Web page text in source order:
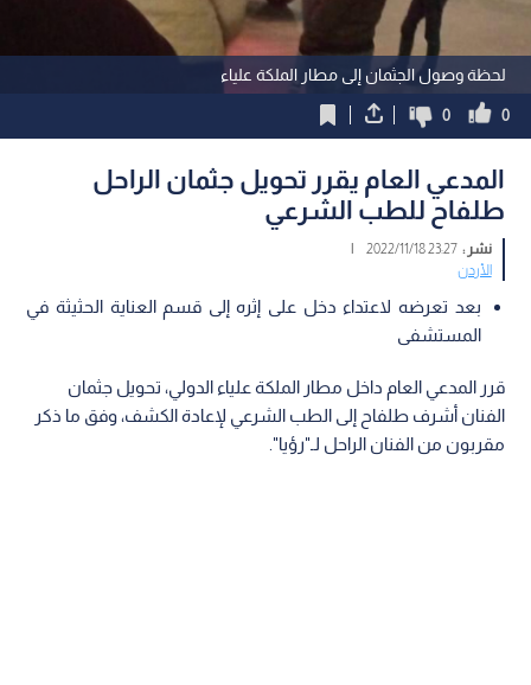
لحظة وصول الجثمان إلى مطار الملكة علياء
0
0
المدعي العام يقرر تحويل جثمان الراحل
طلفاح للطب الشرعي
نشر :23:27 2022/11/18
|
الأردن
بعد تعرضه لاعتداء دخل على إثره إلى قسم العناية الحثيثة في
المستشفى
قرر المدعي العام داخل مطار الملكة علياء الدولي، تحويل جثمان
الفنان أشرف طلفاح إلى الطب الشرعي لإعادة الكشف، وفق ما ذكر
مقربون من الفنان الراحل لـ"رؤيا".